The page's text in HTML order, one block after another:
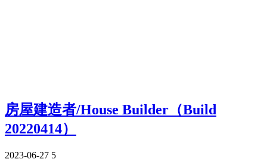
房屋建造者/House Builder（Build
20220414）
2023-06-27 5